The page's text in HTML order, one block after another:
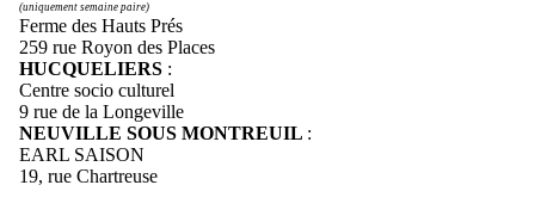
(uniquement semaine paire)
Ferme des Hauts Prés
259 rue Royon des Places
HUCQUELIERS :
Centre socio culturel
9 rue de la Longeville
NEUVILLE SOUS MONTREUIL :
EARL SAISON
19, rue Chartreuse